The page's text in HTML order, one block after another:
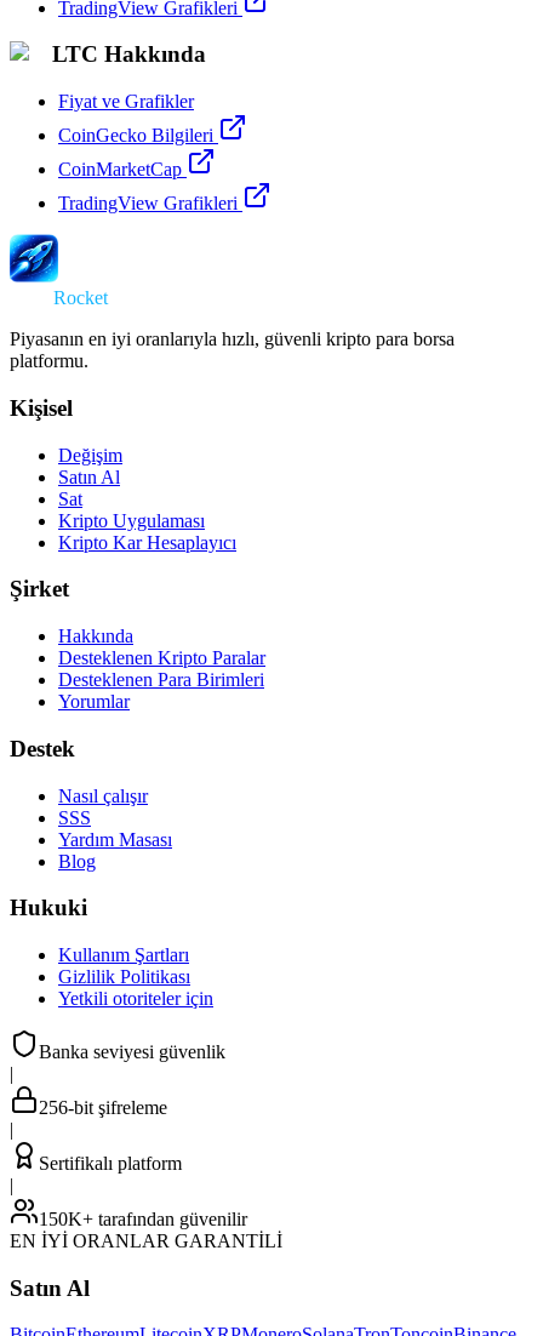
TradingView Grafikleri
LTC Hakkında
Fiyat ve Grafikler
CoinGecko Bilgileri
CoinMarketCap
TradingView Grafikleri
Rocket
Piyasanın en iyi oranlarıyla hızlı, güvenli kripto para borsa
platformu.
Kişisel
Değişim
Satın Al
Sat
Kripto Uygulaması
Kripto Kar Hesaplayıcı
Şirket
Hakkında
Desteklenen Kripto Paralar
Desteklenen Para Birimleri
Yorumlar
Destek
Nasıl çalışır
SSS
Yardım Masası
Blog
Hukuki
Kullanım Şartları
Gizlilik Politikası
Yetkili otoriteler için
Banka seviyesi güvenlik
|
256-bit şifreleme
|
Sertifikalı platform
|
150K+ tarafından güvenilir
EN İYİ ORANLAR GARANTİLİ
Satın Al